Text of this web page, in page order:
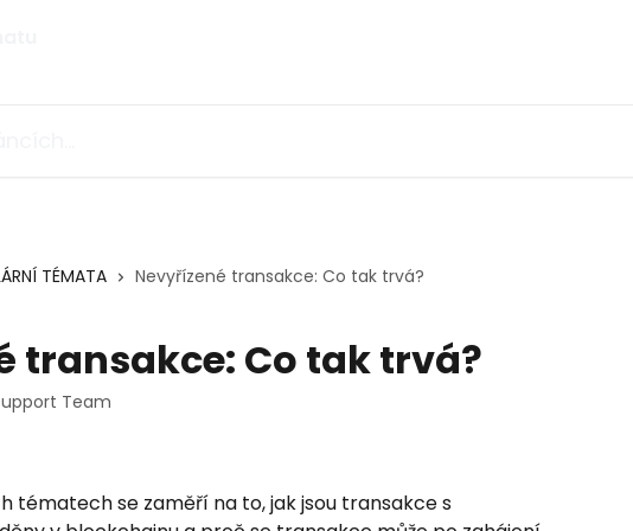
TÉMATA Nevyřízené transakce: Co tak trvá?
transakce: Co tak trvá?
Team
tématech se zaměří na to, jak jsou transakce s